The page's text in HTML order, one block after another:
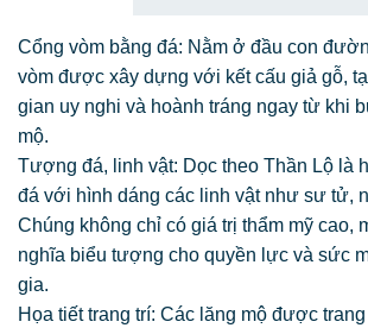
Cổng vòm bằng đá: Nằm ở đầu con
vòm được xây dựng với kết cấu giả gỗ,
gian uy nghi và hoành tráng ngay từ khi
mộ.
Tượng đá, linh vật: Dọc theo Thần Lộ là
đá với hình dáng các linh vật như sư tử,
Chúng không chỉ có giá trị thẩm mỹ cao,
nghĩa biểu tượng cho quyền lực và sức
gia.
Họa tiết trang trí: Các lăng mộ được